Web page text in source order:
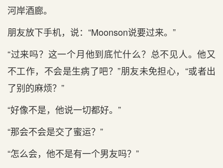
河岸酒廊。
朋友放下手机，说：“Moonson说要过来。”
“过来吗？这一个月他到底忙什么？总不见人。他又
不工作，不会是生病了吧？”朋友未免担心，“或者出
了别的麻烦？”
“好像不是，他说一切都好。”
“那会不会是交了蜜运？”
“怎么会，他不是有一个男友吗？”